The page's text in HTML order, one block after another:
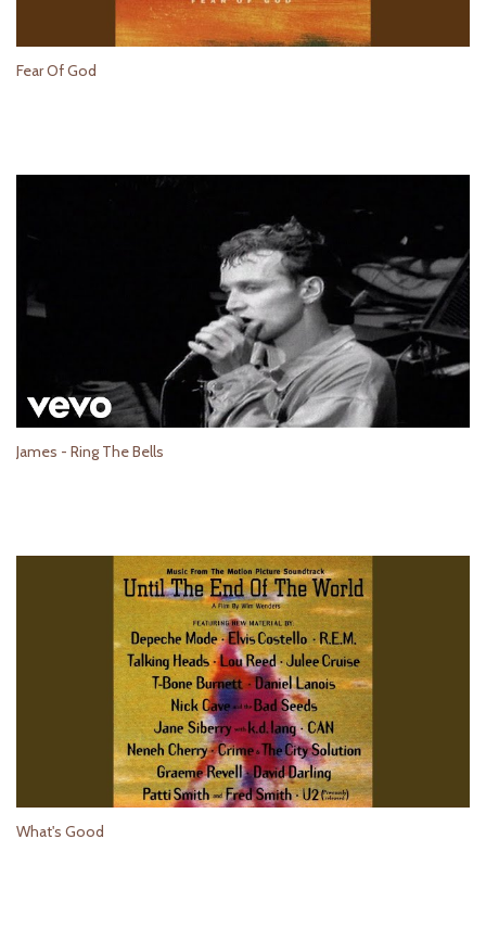
Fear Of God
James - Ring The Bells
What's Good